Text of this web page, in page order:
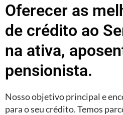
Oferecer as
de crédito ao
na ativa,
pensionista.
Nosso objetivo principal e
para o seu crédito. Temos